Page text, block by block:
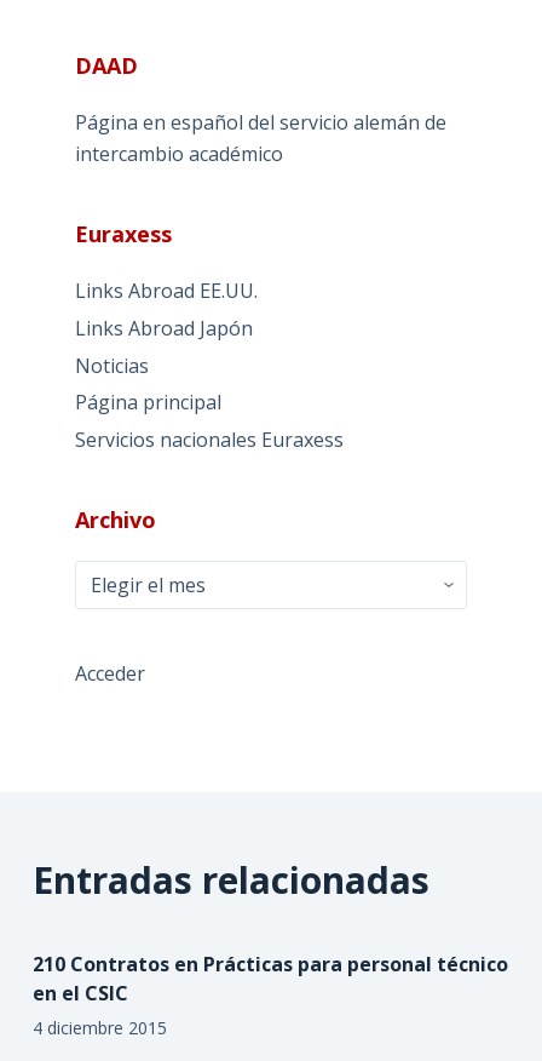
DAAD
Página en español del servicio alemán de
intercambio académico
Euraxess
Links Abroad EE.UU.
Links Abroad Japón
Noticias
Página principal
Servicios nacionales Euraxess
Archivo
Archivo
Acceder
Entradas relacionadas
210 Contratos en Prácticas para personal técnico
en el CSIC
4 diciembre 2015